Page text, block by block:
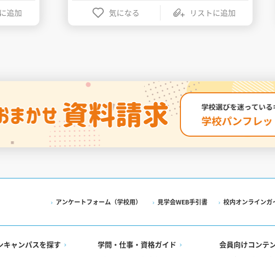
追加 気になる リストに追加
アンケートフォーム（学校用） 見学会WEB手引書 校内オンラインガ
キャンパスを探す
学問・仕事・資格ガイド 会員向けコンテ